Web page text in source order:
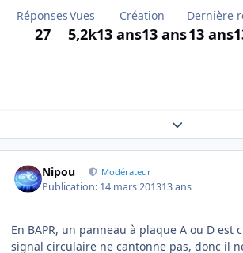
Réponses
27
Vues
5,2k
Création
13 ans13 ans
Dernière
13 ans
Expand topic
Nipou Modérateur
Publication: 14 mars 201313 ans
En BAPR, un panneau à plaque A ou D est
signal circulaire ne cantonne pas, donc il